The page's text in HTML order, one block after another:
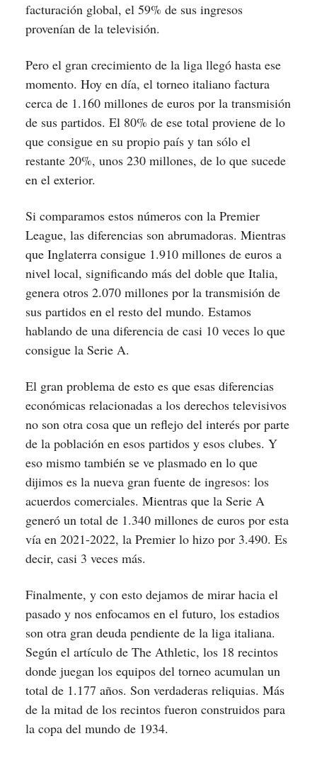
facturación global, el 59% de sus ingresos
provenían de la televisión.
Pero el gran crecimiento de la liga llegó hasta ese
momento. Hoy en día, el torneo italiano factura
cerca de 1.160 millones de euros por la transmisión
de sus partidos. El 80% de ese total proviene de lo
que consigue en su propio país y tan sólo el
restante 20%, unos 230 millones, de lo que sucede
en el exterior.
Si comparamos estos números con la Premier
League, las diferencias son abrumadoras. Mientras
que Inglaterra consigue 1.910 millones de euros a
nivel local, significando más del doble que Italia,
genera otros 2.070 millones por la transmisión de
sus partidos en el resto del mundo. Estamos
hablando de una diferencia de casi 10 veces lo que
consigue la Serie A.
El gran problema de esto es que esas diferencias
económicas relacionadas a los derechos televisivos
no son otra cosa que un reflejo del interés por parte
de la población en esos partidos y esos clubes. Y
eso mismo también se ve plasmado en lo que
dijimos es la nueva gran fuente de ingresos: los
acuerdos comerciales. Mientras que la Serie A
generó un total de 1.340 millones de euros por esta
vía en 2021-2022, la Premier lo hizo por 3.490. Es
decir, casi 3 veces más.
Finalmente, y con esto dejamos de mirar hacia el
pasado y nos enfocamos en el futuro, los estadios
son otra gran deuda pendiente de la liga italiana.
Según el artículo de The Athletic, los 18 recintos
donde juegan los equipos del torneo acumulan un
total de 1.177 años. Son verdaderas reliquias. Más
de la mitad de los recintos fueron construidos para
la copa del mundo de 1934.